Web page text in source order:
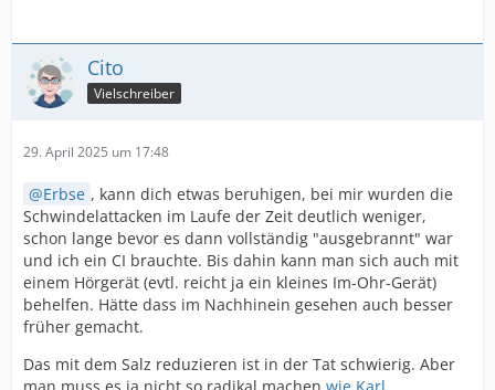
Cito
Vielschreiber
29. April 2025 um 17:48
Erbse , kann dich etwas beruhigen, bei mir wurden die
Schwindelattacken im Laufe der Zeit deutlich weniger,
schon lange bevor es dann vollständig "ausgebrannt" war
und ich ein CI brauchte. Bis dahin kann man sich auch mit
einem Hörgerät (evtl. reicht ja ein kleines Im-Ohr-Gerät)
behelfen. Hätte dass im Nachhinein gesehen auch besser
früher gemacht.
Das mit dem Salz reduzieren ist in der Tat schwierig. Aber